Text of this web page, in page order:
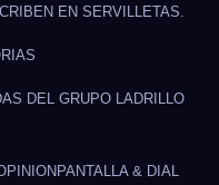
EN SERVILLETAS.
DEL GRUPO LADRILLO
PANTALLA & DIAL